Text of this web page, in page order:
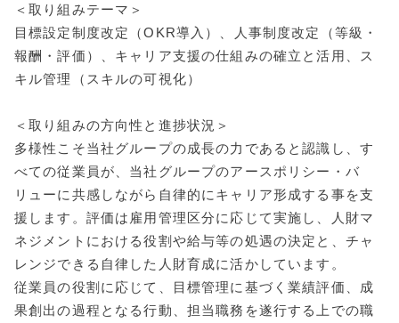
＜取り組みテーマ＞
目標設定制度改定（OKR導入）、人事制度改定（等級・
報酬・評価）、キャリア支援の仕組みの確立と活用、ス
キル管理（スキルの可視化）
＜取り組みの方向性と進捗状況＞
多様性こそ当社グループの成長の力であると認識し、す
べての従業員が、当社グループのアースポリシー・バ
リューに共感しながら自律的にキャリア形成する事を支
援します。評価は雇用管理区分に応じて実施し、人財マ
ネジメントにおける役割や給与等の処遇の決定と、チャ
レンジできる自律した人財育成に活かしています。
従業員の役割に応じて、目標管理に基づく業績評価、成
果創出の過程となる行動、担当職務を遂行する上での職